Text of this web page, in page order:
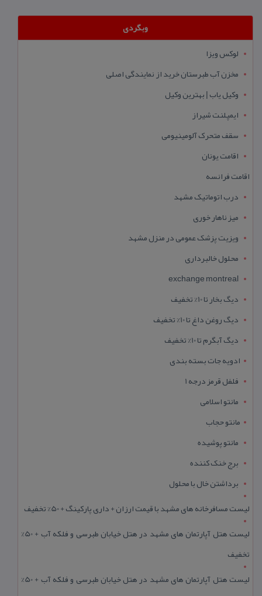
وبگردی
لوکس ویزا
مخزن آب طبرستان خرید از نمایندگی اصلی
وکیل یاب | بهترین وکیل
ایمپلنت شیراز
سقف متحرک آلومینیومی
اقامت یونان
اقامت فرانسه
درب اتوماتیک مشهد
میز ناهار خوری
ویزیت پزشک عمومی در منزل مشهد
محلول خالبرداری
exchange montreal
دیگ بخار تا 10% تخفیف
دیگ روغن داغ تا 10% تخفیف
دیگ آبگرم تا 10% تخفیف
ادویه جات بسته بندی
فلفل قرمز درجه 1
مانتو اسلامی
مانتو حجاب
مانتو پوشیده
برج خنک کننده
برداشتن خال با محلول
لیست مسافرخانه های مشهد با قیمت ارزان + داری پارکینگ + 50% تخفیف
لیست هتل آپارتمان های مشهد در هتل خیابان طبرسی و فلکه آب + 50%
تخفیف
لیست هتل آپارتمان های مشهد در هتل خیابان طبرسی و فلکه آب + 50%